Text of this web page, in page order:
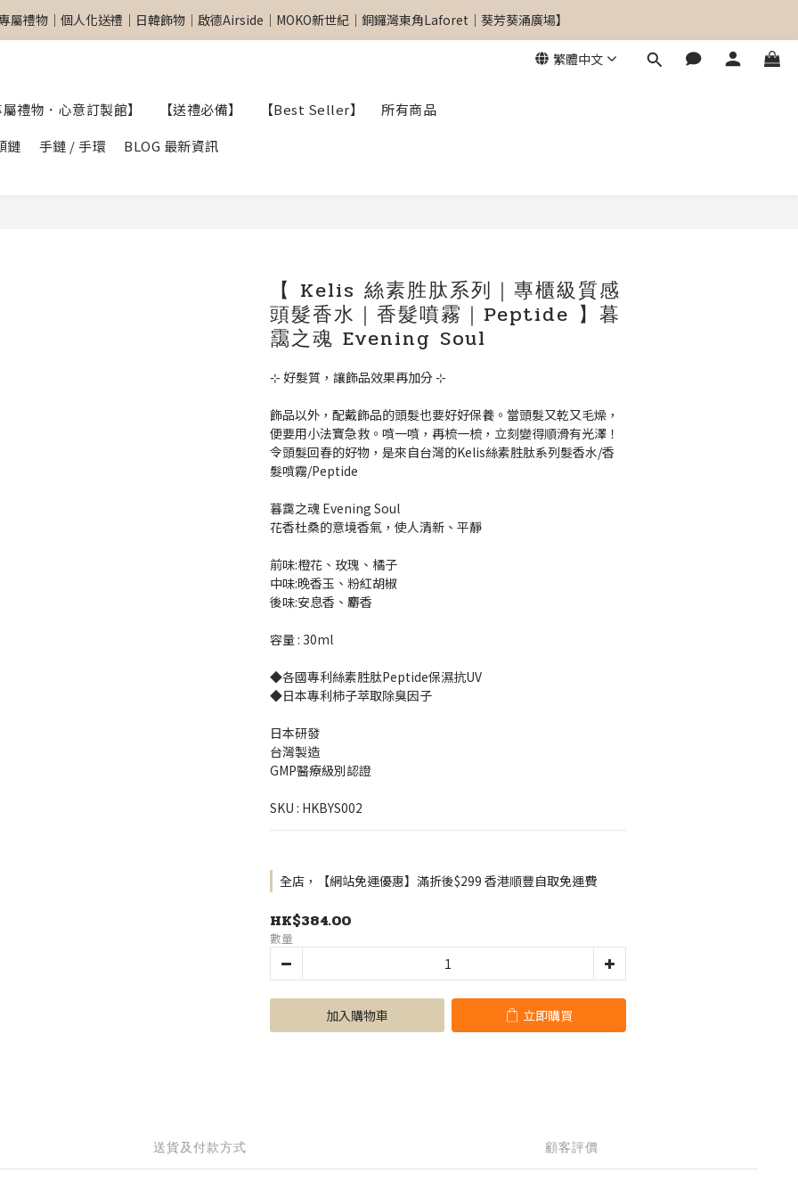
屬禮物｜個人化送禮｜日韓飾物｜啟德Airside｜MOKO新世紀｜銅鑼灣東角Laforet｜葵芳葵涌廣場】
屬禮物｜個人化送禮｜日韓飾物｜啟德Airside｜MOKO新世紀｜銅鑼灣東角Laforet｜葵芳葵涌廣場】
【專屬禮物 心意訂制館】最新上線
屬禮物｜個人化送禮｜日韓飾物｜啟德Airside｜MOKO新世紀｜銅鑼灣東角Laforet｜葵芳葵涌廣場】
繁體中文
禮物．心意訂製館】 【送禮必備】 【Best Seller】
所有商品
鏈
手鏈 / 手環 BLOG 最新資訊
【 Kelis 絲素胜肽系列｜專櫃級質感
頭髮香水｜香髮噴霧｜Peptide 】暮
靄之魂 Evening Soul
⊹ 好髮質，讓飾品效果再加分 ⊹
飾品以外，配戴飾品的頭髮也要好好保養。當頭髮又乾又毛燥，
便要用小法寶急救。噴一噴，再梳一梳，立刻變得順滑有光澤！
令頭髮回春的好物，是來自台灣的Kelis絲素胜肽系列髮香水/香
髮噴霧/Peptide
暮靄之魂 Evening Soul
花香杜桑的意境香氣，使人清新、平靜
前味:橙花、玫瑰、橘子
中味:晚香玉、粉紅胡椒
後味:安息香、麝香
容量 : 30ml
◆各國專利絲素胜肽Peptide保濕抗UV
◆日本專利柿子萃取除臭因子
日本研發
台灣製造
GMP醫療級別認證
SKU : HKBYS002
全店，【網站免運優惠】滿折後$299 香港順豐自取免運費
HK$384.00
數量
加入購物車 立即購買
送貨及付款方式 顧客評價